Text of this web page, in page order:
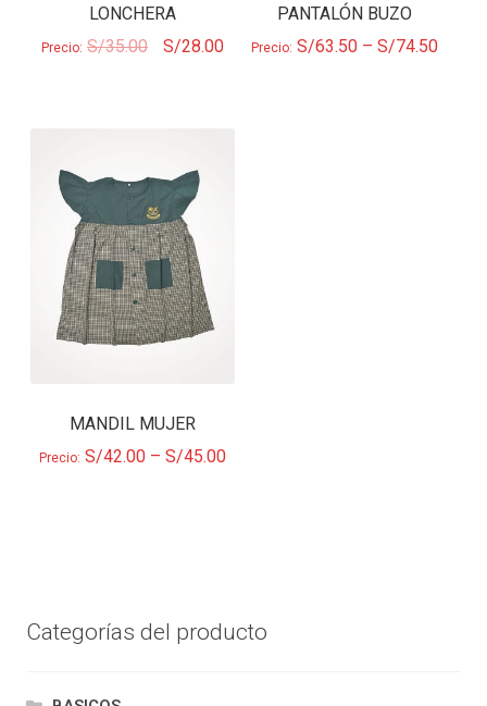
LONCHERA
Precio: S/35.00 S/28.00
PANTALÓN BUZO
Precio: S/63.50– S/74.50
MANDIL MUJER
Precio: S/42.00 –S/45.00
Categorías del producto